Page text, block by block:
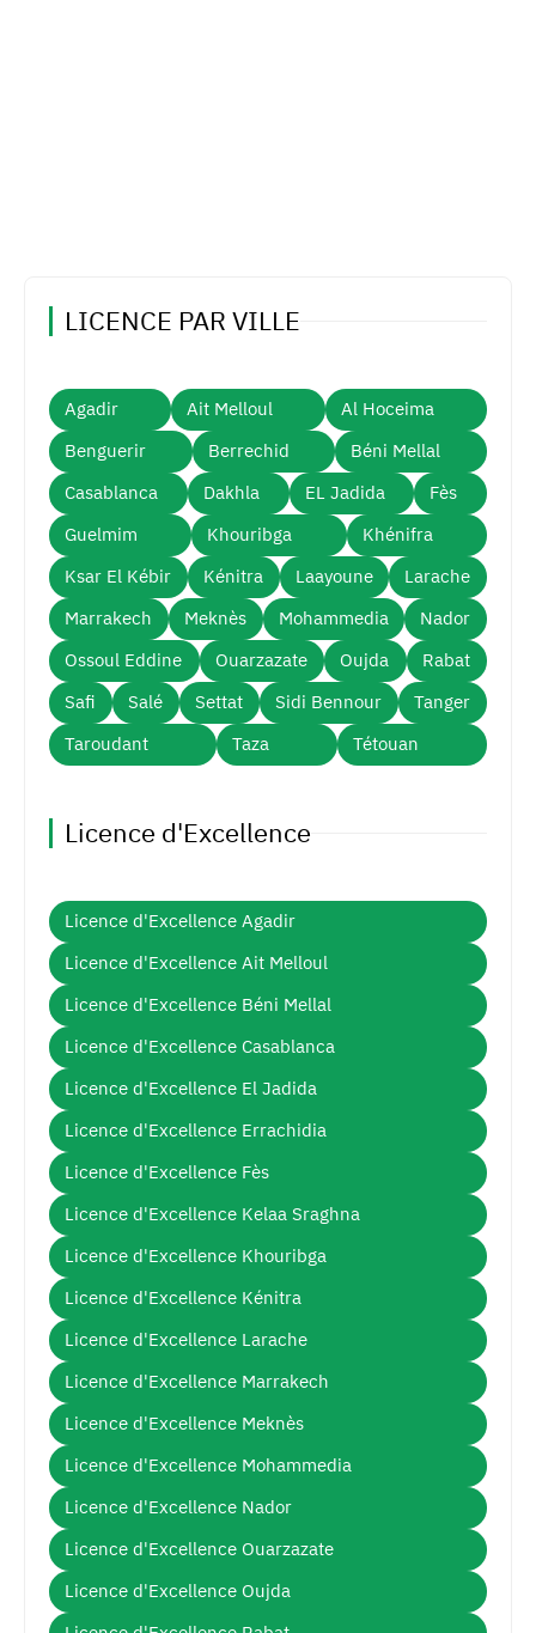
LICENCE PAR VILLE
Agadir Ait Melloul
Al Hoceima
Benguerir
Berrechid
Béni Mellal
Casablanca
Dakhla EL Jadida
Fès
Guelmim
Khouribga
Khénifra
Ksar El Kébir
Kénitra Laayoune
Larache
Marrakech
Meknès Mohammedia
Nador
Ossoul Eddine
Ouarzazate Oujda
Rabat
Safi
Salé Settat Sidi Bennour
Tanger
Taroudant
Taza Tétouan
Licence d'Excellence
Licence d'Excellence Agadir
Licence d'Excellence Ait Melloul
Licence d'Excellence Béni Mellal
Licence d'Excellence Casablanca
Licence d'Excellence El Jadida
Licence d'Excellence Errachidia
Licence d'Excellence Fès
Licence d'Excellence Kelaa Sraghna
Licence d'Excellence Khouribga
Licence d'Excellence Kénitra
Licence d'Excellence Larache
Licence d'Excellence Marrakech
Licence d'Excellence Meknès
Licence d'Excellence Mohammedia
Licence d'Excellence Nador
Licence d'Excellence Ouarzazate
Licence d'Excellence Oujda